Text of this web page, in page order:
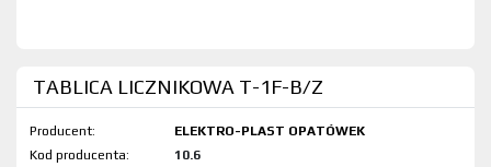
TABLICA LICZNIKOWA T-1F-B/Z
Producent:
ELEKTRO-PLAST OPATÓWEK
Kod produktu:
10.6